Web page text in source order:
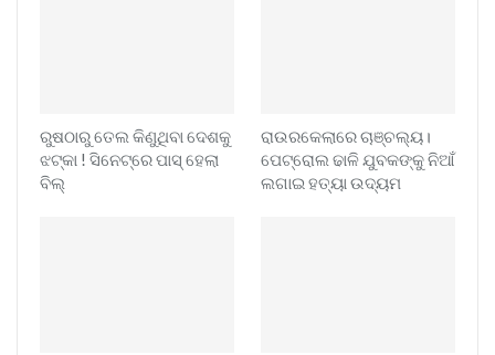
ରୁଷଠାରୁ ତେଲ କିଣୁଥିବା ଦେଶକୁ
ଝଟ୍‌କା ! ସିନେଟ୍‌ରେ ପାସ୍ ହେଲା
ବିଲ୍
ରାଉରକେଲାରେ ଚାଞ୍ଚଲ୍ୟ।
ପେଟ୍ରୋଲ ଢାଳି ଯୁବକଙ୍କୁ ନିଆଁ
ଲଗାଇ ହତ୍ୟା ଉଦ୍ୟମ